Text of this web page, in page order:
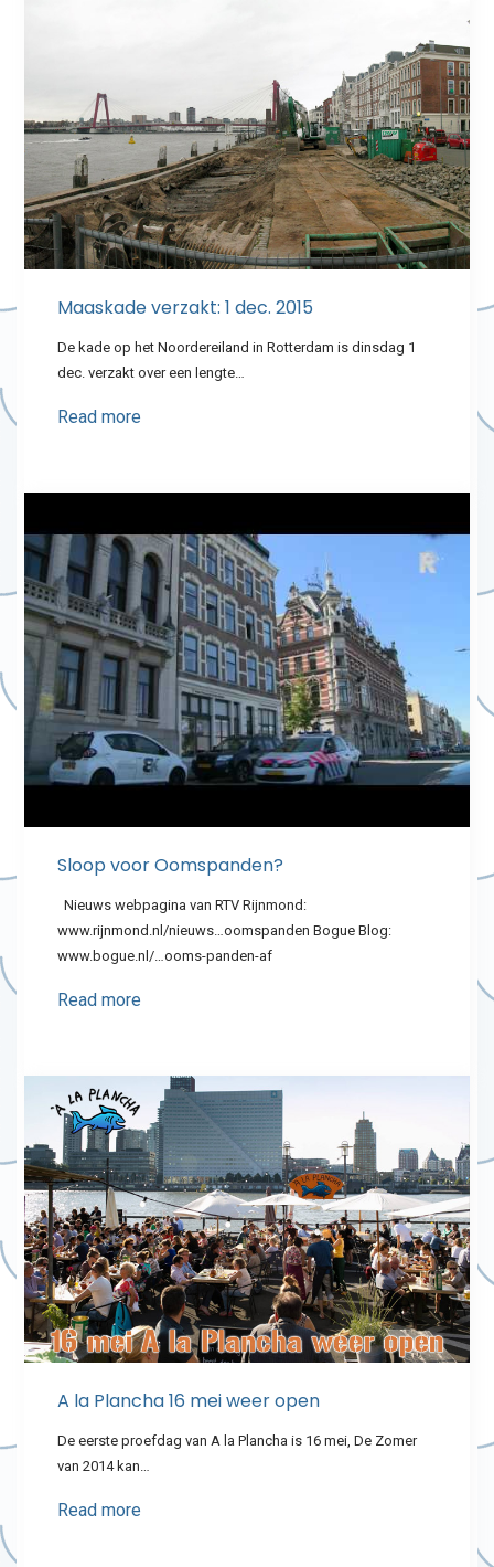
Maaskade verzakt: 1 dec. 2015
De kade op het Noordereiland in Rotterdam is dinsdag 1
dec. verzakt over een lengte…
Read more
Sloop voor Oomspanden?
Nieuws webpagina van RTV Rijnmond:
www.rijnmond.nl/nieuws…oomspanden Bogue Blog:
www.bogue.nl/…ooms-panden-af
Read more
A la Plancha 16 mei weer open
De eerste proefdag van A la Plancha is 16 mei, De Zomer
van 2014 kan…
Read more